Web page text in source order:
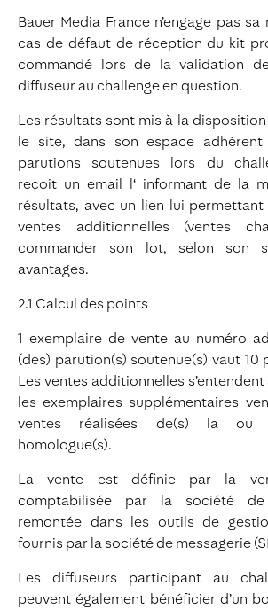
Bauer Media France n’engage pas
cas de défaut de réception du kit
commandé lors de la validation
diffuseur au challenge en question.
Les résultats sont mis à la disposition
le site, dans son espace
parutions soutenues lors du
reçoit un email l‘ informant de la
résultats, avec un lien lui
ventes additionnelles (ventes
commander son lot, selon son
avantages.
2.1 Calcul des points
1 exemplaire de vente au numéro
(des) parution(s) soutenue(s) vaut 10
Les ventes additionnelles
les exemplaires supplémentaires
ventes réalisées de(s) la ou
homologue(s).
La vente est définie par la
comptabilisée par la société
remontée dans les outils de
fournis par la société de messagerie
Les diffuseurs participant au
peuvent également bénéficier d’un